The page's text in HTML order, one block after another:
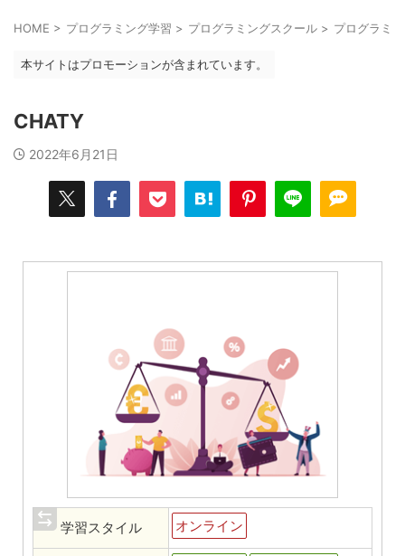
HOME > プログラミング学習 > プログラミングスクール > プログラミ
本サイトはプロモーションが含まれています。
CHATY
2022年6月21日
学習スタイル オンライン